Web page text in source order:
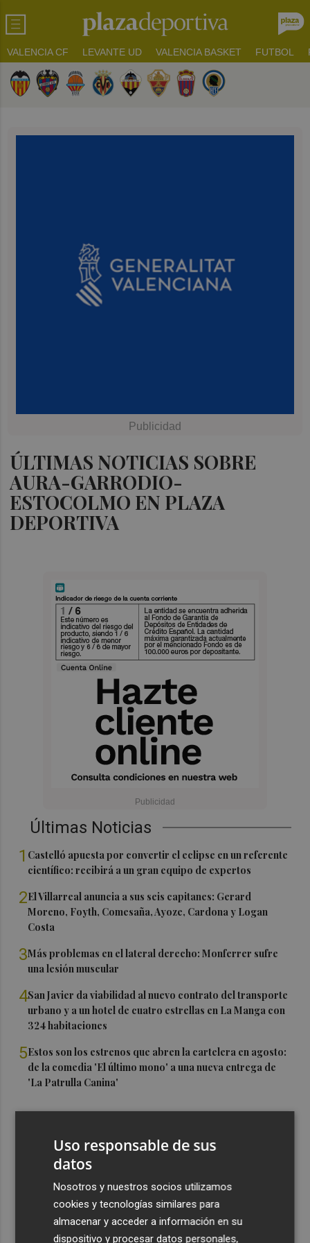
VALENCIA CF LEVANTE UD VALENCIA BASKET FUTBOL
ÚLTIMAS NOTICIAS SOBRE
AURA-GARRODIO-
ESTOCOLMO EN PLAZA
DEPORTIVA
Últimas Noticias
1 Castelló apuesta por convertir el eclipse en un referente
científico: recibirá a un gran equipo de expertos
2El Villarreal anuncia a sus seis capitanes: Gerard
Moreno, Foyth, Comesaña, Ayoze, Cardona y Logan
Costa
3Más problemas en el lateral derecho: Monferrer sufre
una lesión muscular
4San Javier da viabilidad al nuevo contrato del transporte
urbano y a un hotel de cuatro estrellas en La Manga con
324 habitaciones
5Estos son los estrenos que abren la cartelera en agosto:
de la comedia 'El último mono' a una nueva entrega de
'La Patrulla Canina'
Uso responsable de sus
datos
Nosotros y nuestros socios utilizamos
cookies y tecnologías similares para
almacenar y acceder a información en su
dispositivo y procesar datos personales,